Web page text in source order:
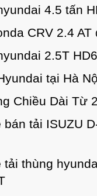
4.5 tấn
CRV 2.4
2.5T
tại Hà
Chiều Dài Từ
bán tải ISUZU
tải thùng